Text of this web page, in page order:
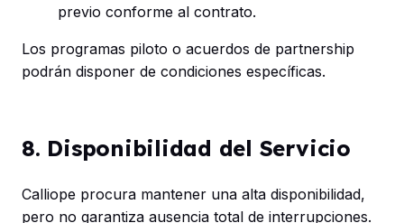
previo conforme al contrato.
Los programas piloto o acuerdos de partnership
podrán disponer de condiciones específicas.
8. Disponibilidad del Servicio
Calliope procura mantener una alta disponibilidad,
pero no garantiza ausencia total de interrupciones.